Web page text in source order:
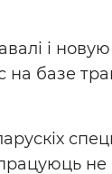
і
базе
не